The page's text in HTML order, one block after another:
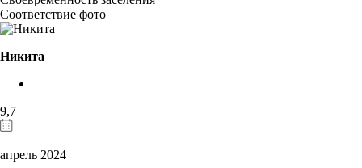
Соответствие фото
Никита
9,7
апрель 2024